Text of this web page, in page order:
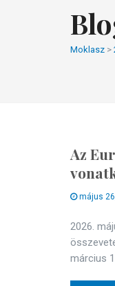
Moklasz >
Az
május
2026.
március